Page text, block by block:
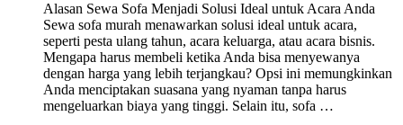
Alasan Sewa Sofa Menjadi Solusi Ideal untuk Acara Anda
Sewa sofa murah menawarkan solusi ideal untuk acara,
seperti pesta ulang tahun, acara keluarga, atau acara bisnis.
Mengapa harus membeli ketika Anda bisa menyewanya
dengan harga yang lebih terjangkau? Opsi ini memungkinkan
Anda menciptakan suasana yang nyaman tanpa harus
mengeluarkan biaya yang tinggi. Selain itu, sofa …